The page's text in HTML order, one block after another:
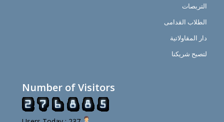
التربصات
الطلاب القدامى
دار المقاولاتية
لتصبح شريكنا
Number of Visitors